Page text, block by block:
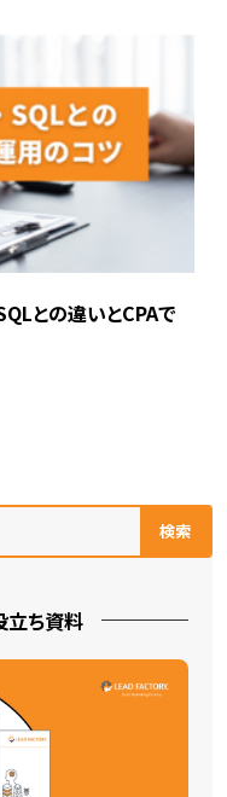
との違いとCPAで
検索
立ち資料